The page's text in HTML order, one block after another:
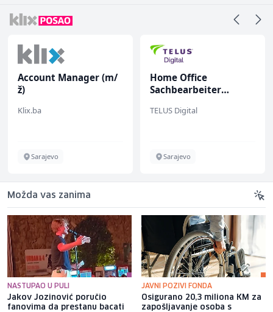
Account Manager (m/
ž)
Klix.ba
Sarajevo
Home Office
Sachbearbeiter
bekannten deutschen
TELUS Digital
Sarajevo
Možda vas zanima
NASTUPAO U PULI
Jakov Jozinović poručio
fanovima da prestanu bacati
JAVNI POZIVI FONDA
Osigurano 20,3 miliona KM za
zapošljavanje osoba s